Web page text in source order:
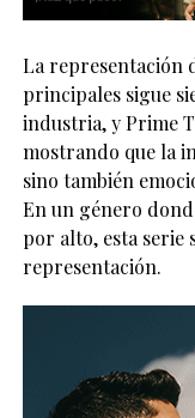
La representación
principales sigue
industria, y Prime
mostrando que la
sino también
En un género
por alto, esta serie
representación.